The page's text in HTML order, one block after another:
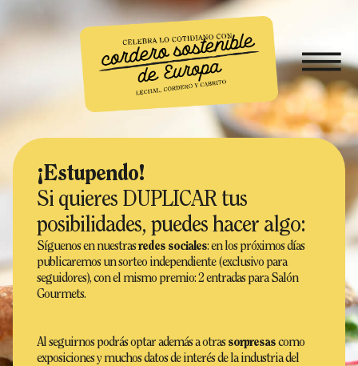
¡Estupendo!
Si quieres DUPLICAR tus
posibilidades, puedes hacer algo:
Síguenos en nuestrasredes sociales: en los próximos días
publicaremos un sorteo independiente (exclusivo para
seguidores), con el mismo premio: 2 entradas para Salón
Gourmets.
Al seguirnos podrás optar además a otrassorpresascomo
exposiciones y muchos datos de interés de la industria del